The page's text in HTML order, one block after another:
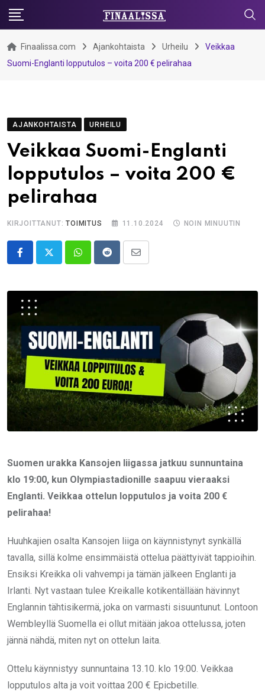
Skip
content
Finaalissa.com Ajankohtaista Urheilu
Veikkaa
Suomi-Englanti lopputulos – voita 200 € pelirahaa
AJANKOHTAISTA URHEILU
Veikkaa Suomi-Englanti
lopputulos – voita 200 €
pelirahaa
KIRJOITTANUT:TOIMITUS 11.10.2024 NOIN MINUUTIN
WhatsappRedditShare
Email
Suomen urakka Kansojen liigassa jatkuu sunnuntaina
klo 19:00, kun Olympiastadionille saapuu vieraaksi
Englanti. Veikkaa ottelun lopputulos ja voita 200 €
pelirahaa!
Huuhkajien osalta Kansojen liiga on käynnistynyt synkällä
tavalla, sillä kolme ensimmäistä ottelua päättyivät tappioihin.
Ensiksi Kreikka oli vahvempi ja tämän jälkeen Englanti ja
Irlanti. Nyt vastaan tulee Kreikalle kotikentällään hävinnyt
Englannin tähtisikermä, joka on varmasti sisuuntunut. Lontoon
Wembleyllä Suomella ei ollut mitään jakoa ottelussa, joten
jännä nähdä, miten nyt on ottelun laita.
Ottelu käynnistyy sunnuntaina 13.10. klo 19:00. Veikkaa
lopputulos alta ja voit voittaa 200 € Epicbetille.